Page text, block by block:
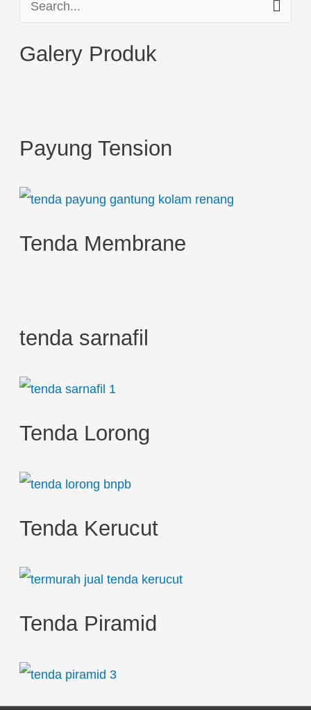
a
f
o
:
Galery Produk
Payung Tension
Tenda Membrane
tenda sarnafil
Tenda Lorong
Tenda Kerucut
Tenda Piramid